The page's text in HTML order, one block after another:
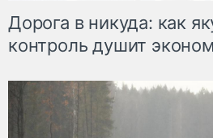
Дорога в никуда: как
контроль душит